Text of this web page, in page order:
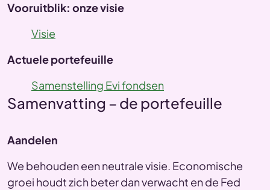
Vooruitblik: onze visie
Visie
Actuele portefeuille
Samenstelling Evi fondsen
Samenvatting – de portefeuille
Aandelen
We behouden een neutrale visie. Economische
groei houdt zich beter dan verwacht en de Fed